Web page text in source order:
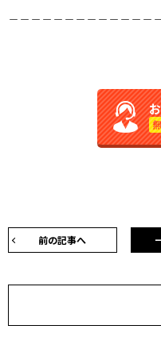
＿＿＿＿＿＿＿＿＿＿＿＿
前の記事へ